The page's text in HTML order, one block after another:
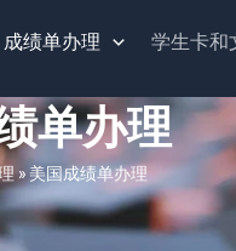
成绩单办理 学生卡和
单办理
» 美国成绩单办理